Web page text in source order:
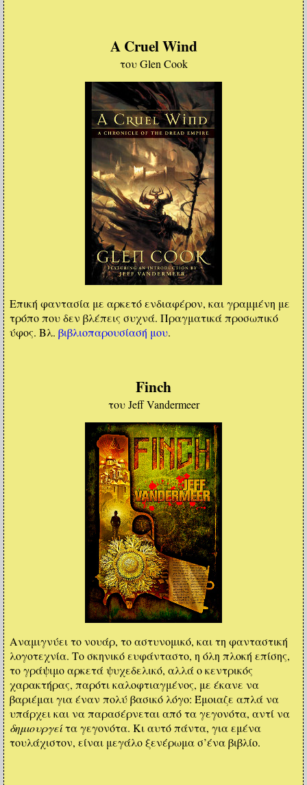
A Cruel Wind
του Glen Cook
Επική φαντασία με αρκετό ενδιαφέρον, και γραμμένη με
τρόπο που δεν βλέπεις συχνά. Πραγματικά προσωπικό
ύφος. Βλ. βιβλιοπαρουσίασή μου.
Finch
του Jeff Vandermeer
Αναμιγνύει το νουάρ, το αστυνομικό, και τη φανταστική
λογοτεχνία. Το σκηνικό ευφάνταστο, η όλη πλοκή επίσης,
το γράψιμο αρκετά ψυχεδελικό, αλλά ο κεντρικός
χαρακτήρας, παρότι καλοφτιαγμένος, με έκανε να
βαριέμαι για έναν πολύ βασικό λόγο: Έμοιαζε απλά να
υπάρχει και να παρασέρνεται από τα γεγονότα, αντί να
δημιουργείτα γεγονότα. Κι αυτό πάντα, για εμένα
τουλάχιστον, είναι μεγάλο ξενέρωμα σ’ένα βιβλίο.